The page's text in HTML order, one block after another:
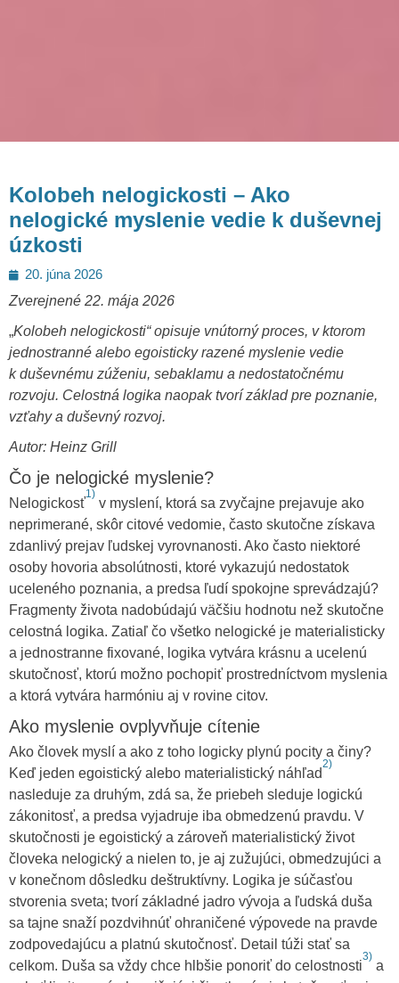
Kolobeh nelogickosti – Ako
nelogické myslenie vedie k duševnej
úzkosti
Posted
on
20. júna 2026
Zverejnené 22. mája 2026
„Kolobeh nelogickosti“ opisuje vnútorný proces, v ktorom
jednostranné alebo egoisticky razené myslenie vedie
k duševnému zúženiu, sebaklamu a nedostatočnému
rozvoju. Celostná logika naopak tvorí základ pre poznanie,
vzťahy a duševný rozvoj.
Autor: Heinz Grill
Čo je nelogické myslenie?
Nelogickosť
1)
v myslení, ktorá sa zvyčajne prejavuje ako
neprimerané, skôr citové vedomie, často skutočne získava
zdanlivý prejav ľudskej vyrovnanosti. Ako často niektoré
osoby hovoria absolútnosti, ktoré vykazujú nedostatok
uceleného poznania, a predsa ľudí spokojne sprevádzajú?
Fragmenty života nadobúdajú väčšiu hodnotu než skutočne
celostná logika. Zatiaľ čo všetko nelogické je materialisticky
a jednostranne fixované, logika vytvára krásnu a ucelenú
skutočnosť, ktorú možno pochopiť prostredníctvom myslenia
a ktorá vytvára harmóniu aj v rovine citov.
Ako myslenie ovplyvňuje cítenie
Ako človek myslí a ako z toho logicky plynú pocity a činy?
Keď jeden egoistický alebo materialistický náhľad
2)
nasleduje za druhým, zdá sa, že priebeh sleduje logickú
zákonitosť, a predsa vyjadruje iba obmedzenú pravdu. V
skutočnosti je egoistický a zároveň materialistický život
človeka nelogický a nielen to, je aj zužujúci, obmedzujúci a
v konečnom dôsledku deštruktívny. Logika je súčasťou
stvorenia sveta; tvorí základné jadro vývoja a ľudská duša
sa tajne snaží pozdvihnúť ohraničené výpovede na pravde
zodpovedajúcu a platnú skutočnosť. Detail túži stať sa
celkom. Duša sa vždy chce hlbšie ponoriť do celostnosti
3)
a